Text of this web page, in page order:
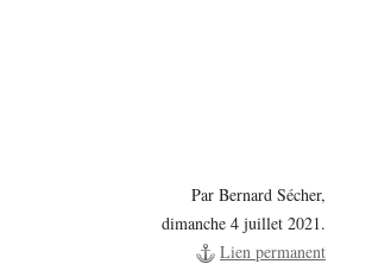
Par Bernard Sécher,
dimanche 4 juillet 2021.
Lien permanent